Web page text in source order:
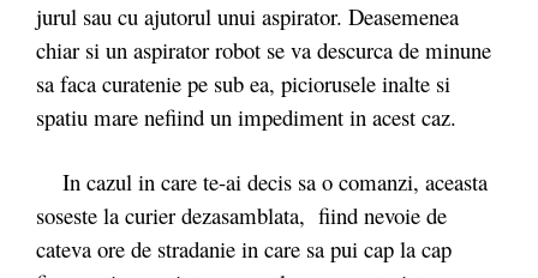
jurul sau cu ajutorul unui aspirator. Deasemenea
chiar si un aspirator robot se va descurca de minune
sa faca curatenie pe sub ea, piciorusele inalte si
spatiu mare nefiind un impediment in acest caz.
In cazul in care te-ai decis sa o comanzi, aceasta
soseste la curier dezasamblata, fiind nevoie de
cateva ore de stradanie in care sa pui cap la cap